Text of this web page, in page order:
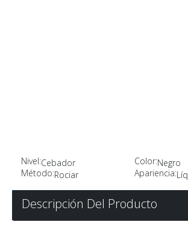
Nivel:Cebador Color:Negro
Método:Rociar Apariencia:
Descripción Del Producto